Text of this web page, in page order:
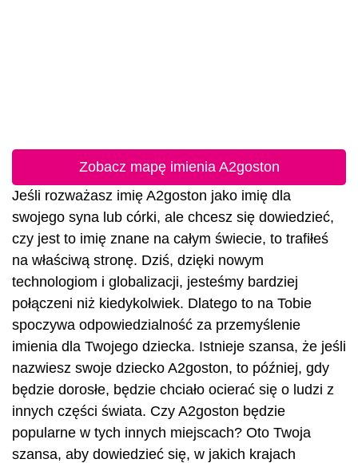
Zobacz mapę imienia A2goston
Jeśli rozważasz imię A2goston jako imię dla
swojego syna lub córki, ale chcesz się dowiedzieć,
czy jest to imię znane na całym świecie, to trafiłeś
na właściwą stronę. Dziś, dzięki nowym
technologiom i globalizacji, jesteśmy bardziej
połączeni niż kiedykolwiek. Dlatego to na Tobie
spoczywa odpowiedzialność za przemyślenie
imienia dla Twojego dziecka. Istnieje szansa, że jeśli
nazwiesz swoje dziecko A2goston, to później, gdy
będzie dorosłe, będzie chciało ocierać się o ludzi z
innych części świata. Czy A2goston będzie
popularne w tych innych miejscach? Oto Twoja
szansa, aby dowiedzieć się, w jakich krajach